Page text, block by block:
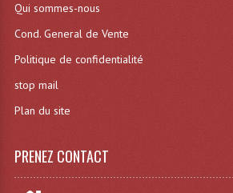
Effets Lumineux, Effets
Qui sommes-nous
Cond. General de Vente
Politique de confidentialité
stop mail
Plan du site
PRENEZ CONTACT